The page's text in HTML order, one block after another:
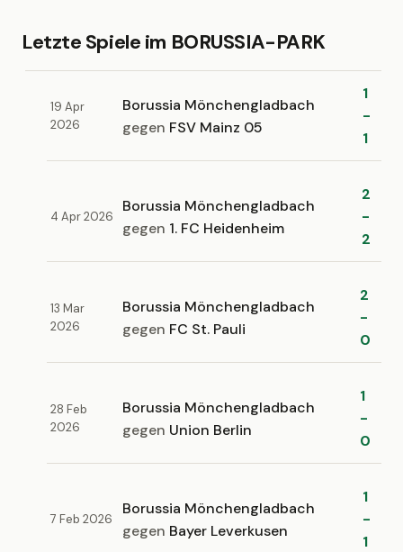
Letzte Spiele im BORUSSIA-PARK
19 Apr
2026
Borussia Mönchengladbach
gegen FSV Mainz 05
1
-
1
4 Apr 2026
Borussia Mönchengladbach
gegen 1. FC Heidenheim
2
-
2
13 Mar
2026
Borussia Mönchengladbach
gegen FC St. Pauli
2
-
0
28 Feb
2026
Borussia Mönchengladbach
gegen Union Berlin
1
-
0
7 Feb 2026
Borussia Mönchengladbach
gegen Bayer Leverkusen
1
-
1